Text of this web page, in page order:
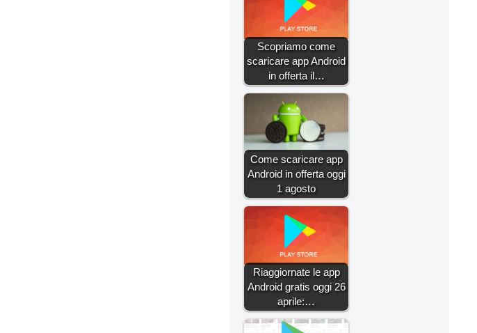
Scopriamo come
scaricare app Android
in offerta il…
Come scaricare app
Android in offerta oggi
1 agosto
Riaggiornate le app
Android gratis oggi 26
aprile:…